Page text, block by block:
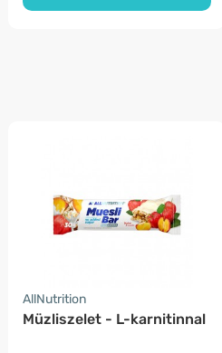
AllNutrition
Müzliszelet - L-karnitinnal